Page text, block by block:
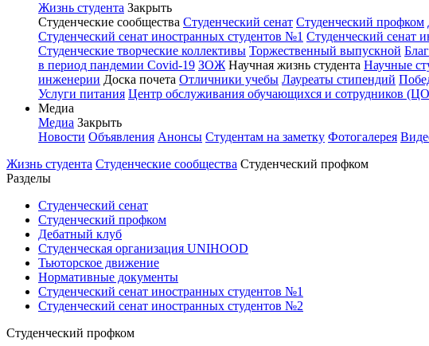
Жизнь студента Закрыть
Студенческие сообщества Студенческий сенат Студенческий профком
Студенческий сенат иностранных студентов №1 Студенческий сенат
Студенческие творческие коллективы Торжественный выпускной
в период пандемии Covid-19 ЗОЖ Научная жизнь студента Научные
инженерии Доска почета Отличники учебы Лауреаты стипендий
Услуги питания Центр обслуживания обучающихся и сотрудников
Медиа
Медиа Закрыть
Новости Объявления Анонсы Студентам на заметку Фотогалерея
Жизнь студента Студенческие сообщества Студенческий профком
Разделы
Студенческий сенат
Студенческий профком
Дебатный клуб
Студенческая организация UNIHOOD
Тьюторское движение
Нормативные документы
Студенческий сенат иностранных студентов №1
Студенческий сенат иностранных студентов №2
Студенческий профком